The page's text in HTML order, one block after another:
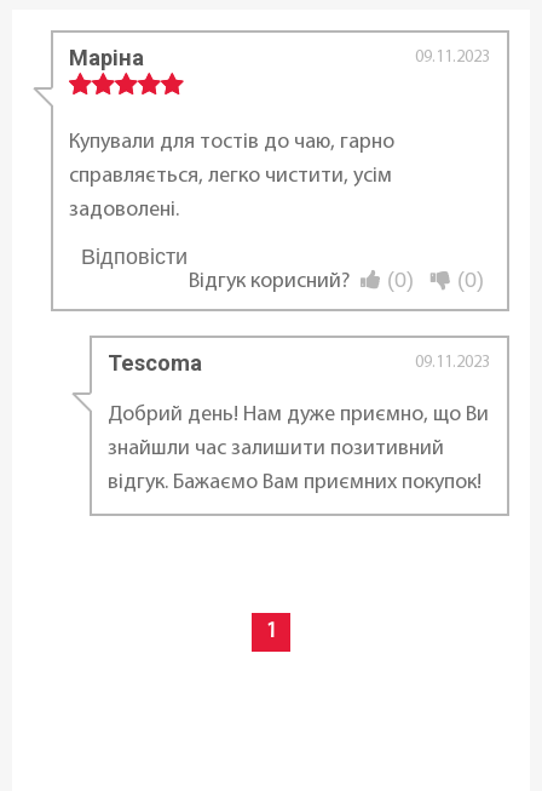
Висота (см):
19 см
Довжина:
26,5 см
15,5 см
Вага:
1350 г
Статус товару:
В наявності
Маріна 09.11.2023
Купували для тостів до чаю, гарно
справляється, легко чистити, усім
задоволені.
...Відповісти
Відгук корисний? (0) (0)
Tescoma 09.11.2023
Добрий день! Нам дуже приємно, що Ви
знайшли час залишити позитивний
відгук. Бажаємо Вам приємних покупок!
1